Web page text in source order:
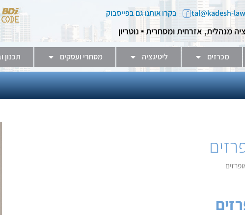
בקרו אותנו גם בפייסבוק
מנהלית, אזרחית ומסחרית ▪️ נוטריון
מכרזים ליטיגציה מסחרי ועסקים תכנון